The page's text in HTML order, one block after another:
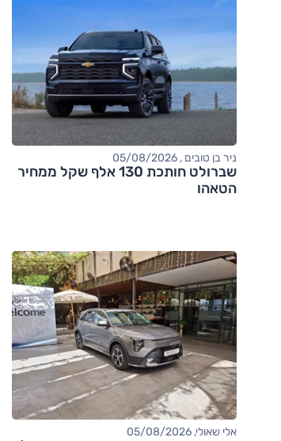
ניר בן טובים , 05/08/2026
שברולט חותכת 130 אלף שקל ממחיר
הטאהו
אלי שאולי, 05/08/2026